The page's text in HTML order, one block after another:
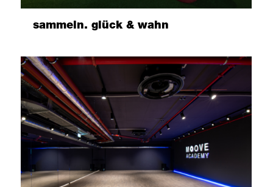
sammeln. glück & wahn